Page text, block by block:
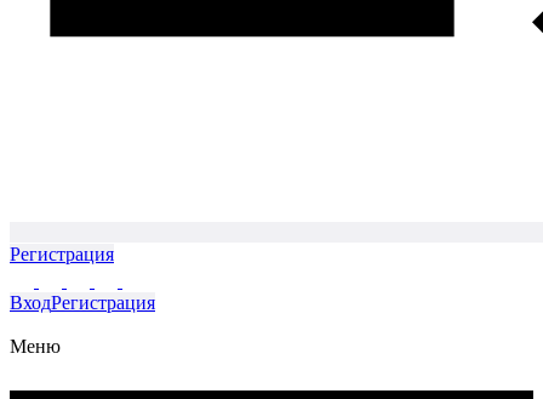
Регистрация
ВходРегистрация
Меню